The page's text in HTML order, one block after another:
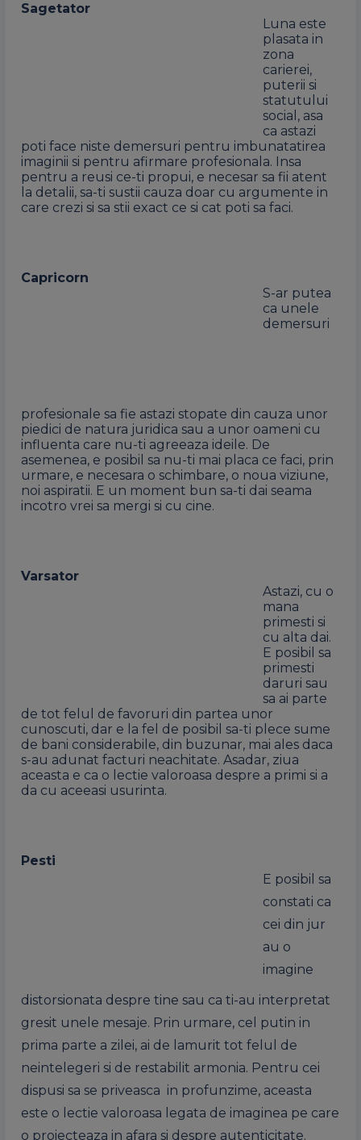
Sagetator
Luna este
plasata in
zona
carierei,
puterii si
statutului
social, asa
ca astazi
poti face niste demersuri pentru imbunatatirea
imaginii si pentru afirmare profesionala. Insa
pentru a reusi ce-ti propui, e necesar sa fii atent
la detalii, sa-ti sustii cauza doar cu argumente in
care crezi si sa stii exact ce si cat poti sa faci.
Capricorn
S-ar putea
ca unele
demersuri
profesionale sa fie astazi stopate din cauza unor
piedici de natura juridica sau a unor oameni cu
influenta care nu-ti agreeaza ideile. De
asemenea, e posibil sa nu-ti mai placa ce faci, prin
urmare, e necesara o schimbare, o noua viziune,
noi aspiratii. E un moment bun sa-ti dai seama
incotro vrei sa mergi si cu cine.
Varsator
Astazi, cu o
mana
primesti si
cu alta dai.
E posibil sa
primesti
daruri sau
sa ai parte
de tot felul de favoruri din partea unor
cunoscuti, dar e la fel de posibil sa-ti plece sume
de bani considerabile, din buzunar, mai ales daca
s-au adunat facturi neachitate. Asadar, ziua
aceasta e ca o lectie valoroasa despre a primi si a
da cu aceeasi usurinta.
Pesti
E posibil sa
constati ca
cei din jur
au o
imagine
distorsionata despre tine sau ca ti-au interpretat
gresit unele mesaje. Prin urmare, cel putin in
prima parte a zilei, ai de lamurit tot felul de
neintelegeri si de restabilit armonia. Pentru cei
dispusi sa se priveasca in profunzime, aceasta
este o lectie valoroasa legata de imaginea pe care
o proiecteaza in afara si despre autenticitate.